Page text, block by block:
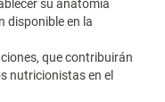
su anatomía
disponible en la
que contribuirán
nutricionistas en el